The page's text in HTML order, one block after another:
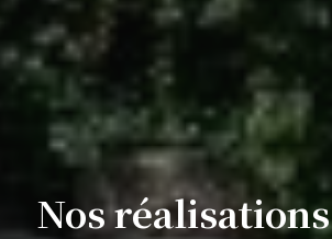
Nos réalisations